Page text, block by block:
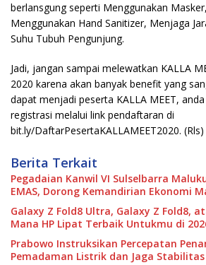
berlansgung seperti Menggunakan
Menggunakan Hand Sanitizer, Menjaga
Suhu Tubuh Pengunjung.
Jadi, jangan sampai melewatkan KALLA
2020 karena akan banyak benefit yang
dapat menjadi peserta KALLA MEET,
registrasi melalui link pendaftaran di
bit.ly/DaftarPesertaKALLAMEET2020. (Rls)
Berita Terkait
Pegadaian Kanwil VI Sulselbarra
EMAS, Dorong Kemandirian Ekonomi
Galaxy Z Fold8 Ultra, Galaxy Z Fold8,
Mana HP Lipat Terbaik Untukmu di
Prabowo Instruksikan Percepatan
Pemadaman Listrik dan Jaga Stabilitas